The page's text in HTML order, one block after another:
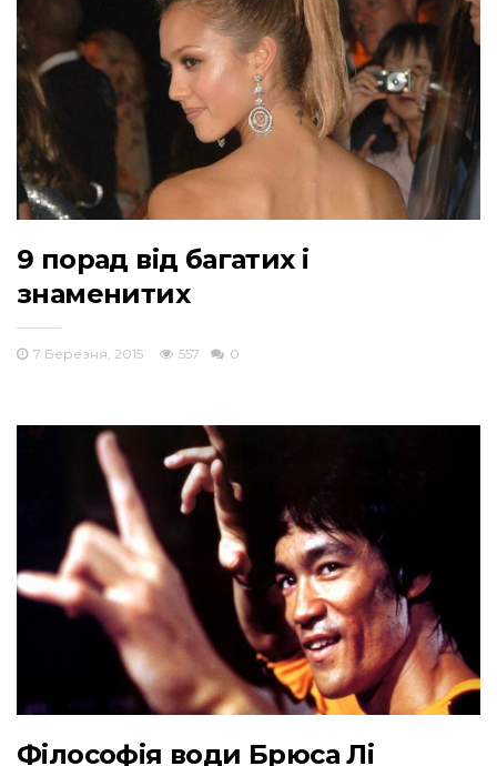
9 порад від багатих і
знаменитих
7 Березня, 2015 557 0
Філософія води Брюса Лі